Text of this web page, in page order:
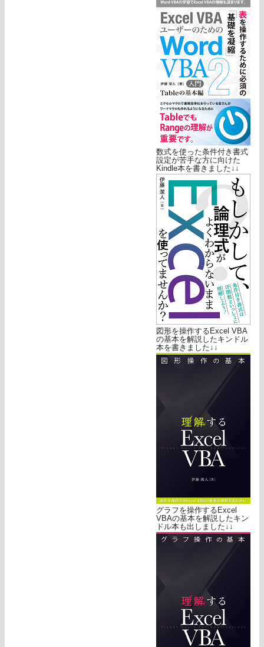
数式を使った条件付き書式
設定が苦手な方に向けた
Kindle本を書きました↓↓
図形を操作するExcel VBA
の基本を解説したキンドル
本を書きました↓↓
グラフを操作するExcel
VBAの基本を解説したキン
ドル本も出しました↓↓